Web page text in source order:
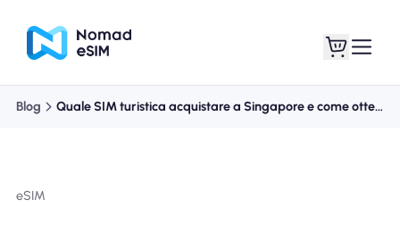
Blog Quale SIM turistica acquistare a Singapore e come ottenerla?
eSIM